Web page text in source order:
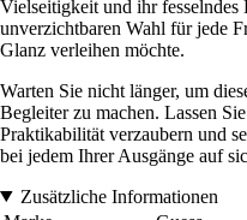
Vielseitigkeit und ihr fesselndes
unverzichtbaren Wahl für jede
Glanz verleihen möchte.
Warten Sie nicht länger, um
Begleiter zu machen. Lassen
Praktikabilität verzaubern und
bei jedem Ihrer Ausgänge auf
Zusätzliche Informationen